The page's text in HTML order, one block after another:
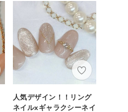
人気デザイン！！リング
ネイルxギャラクシーネイ